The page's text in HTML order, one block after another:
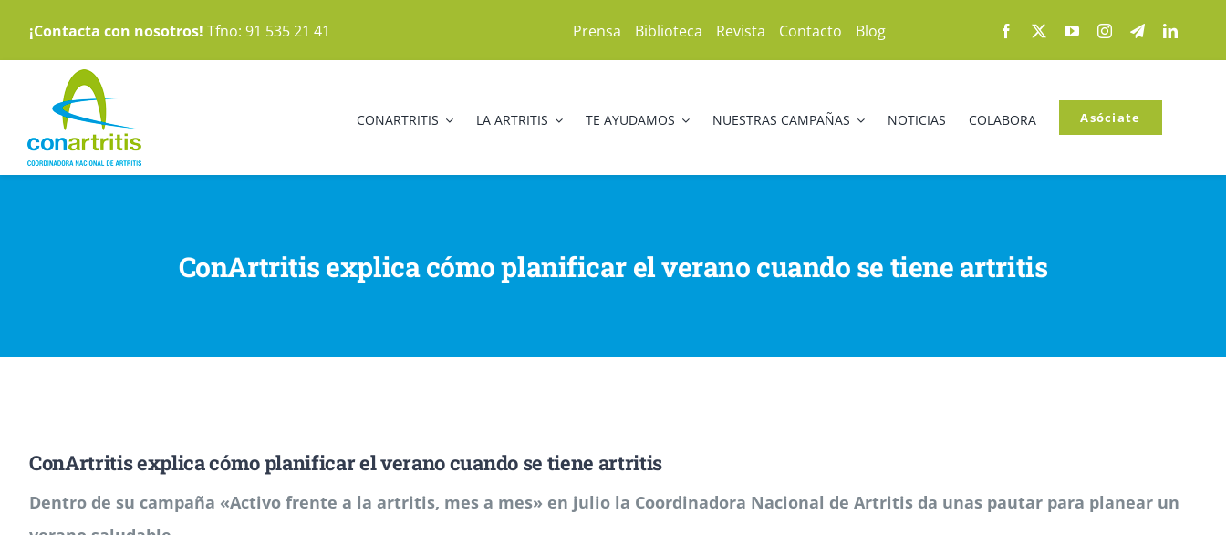
contenido
¡Contacta con nosotros! Tfno: 91 535 21 41 Prensa Biblioteca Revista Contacto Blog
CONARTRITIS LA ARTRITIS TE AYUDAMOS NUESTRAS CAMPAÑAS NOTICIAS COLABORA Asóciate
ConArtritis explica cómo planificar el verano cuando se tiene artritis
ConArtritis explica cómo planificar el verano cuando se tiene artritis
Dentro de su campaña «Activo frente a la artritis, mes a mes» en julio la Coordinadora Nacional de Artritis da unas pautar para planear un